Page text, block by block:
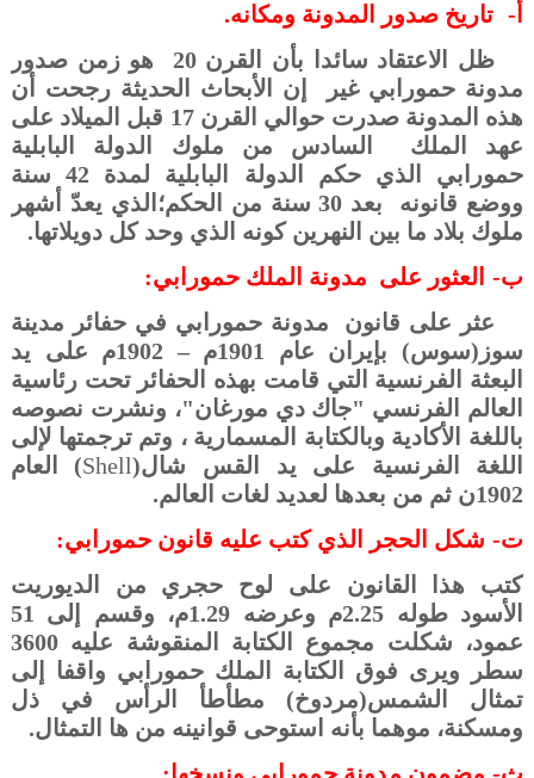
أ‌- تاريخ صدور المدونة ومكانه.
ظل الاعتقاد سائدا بأن القرن 20
هو زمن صدور
مدونة حمورابي غير
إن الأبحاث الحديثة رجحت أن
هذه المدونة صدرت حوالي القرن 17 قبل الميلاد على
عهد الملك
السادس من ملوك الدولة البابلية
حمورابي الذي حكم الدولة البابلية لمدة 42 سنة
ووضع قانونه
بعد 30 سنة من الحكم؛الذي يعدّ أشهر
ملوك بلاد ما بين النهرين كونه الذي وحد كل دويلاتها.
ب‌- العثور على مدونة الملك حمورابي:
عثر على قانون
مدونة حمورابي في حفائر مدينة
سوز(سوس) بإيران عام 1901م – 1902م على يد
البعثة الفرنسية التي قامت بهذه الحفائر تحت رئاسية
العالم الفرنسي "جاك دي مورغان"، ونشرت نصوصه
باللغة الأكادية وبالكتابة المسمارية ، وتم ترجمتها لإلى
اللغة الفرنسية على يد القس شال(Shell) العام
1902ن ثم من بعدها لعديد لغات العالم.
ت‌- شكل الحجر الذي كتب عليه قانون حمورابي:
كتب هذا القانون على لوح حجري من الديوريت
الأسود طوله 2.25م وعرضه 1.29م، وقسم إلى 51
عمود، شكلت مجموع الكتابة المنقوشة عليه 3600
سطر ويرى فوق الكتابة الملك حمورابي واقفا إلى
تمثال الشمس(مردوخ) مطأطأ الرأس في ذل
ومسكنة، موهما بأنه استوحى قوانينه من ها التمثال.